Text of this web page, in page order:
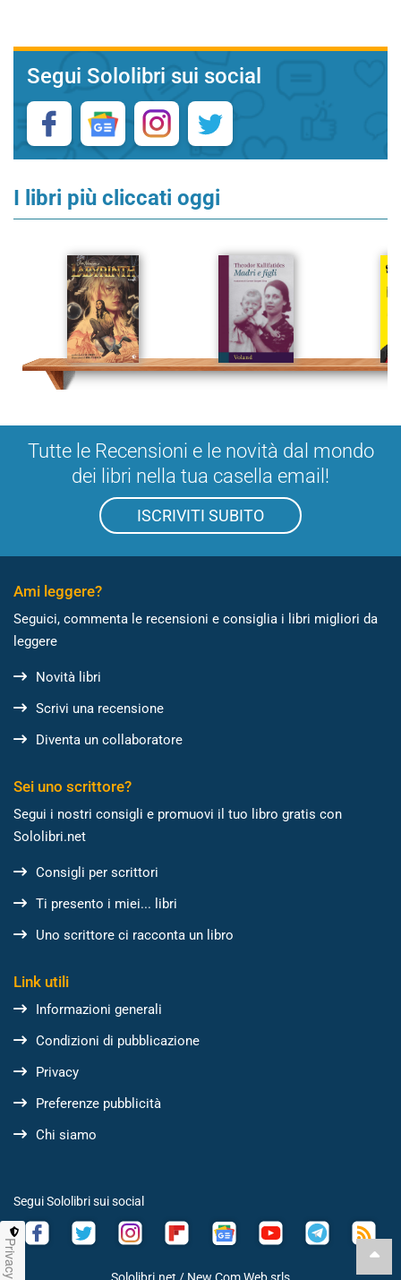
Segui Sololibri sui social
I libri più cliccati oggi
Tutte le Recensioni e le novità dal mondo
dei libri nella tua casella email!
ISCRIVITI SUBITO
Ami leggere?
Seguici, commenta le recensioni e consiglia i libri migliori da
leggere
Novità libri
Scrivi una recensione
Diventa un collaboratore
Sei uno scrittore?
Segui i nostri consigli e promuovi il tuo libro gratis con
Sololibri.net
Consigli per scrittori
Ti presento i miei... libri
Uno scrittore ci racconta un libro
Link utili
Informazioni generali
Condizioni di pubblicazione
Privacy
Preferenze pubblicità
Chi siamo
Segui Sololibri sui social
Privacy